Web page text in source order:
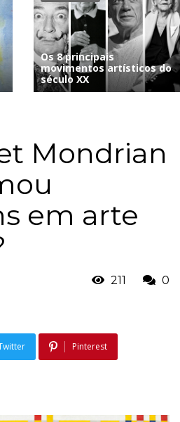
Os 8 principais
movimentos artísticos do
século XX
Mondrian
em arte
211 0
Pinterest